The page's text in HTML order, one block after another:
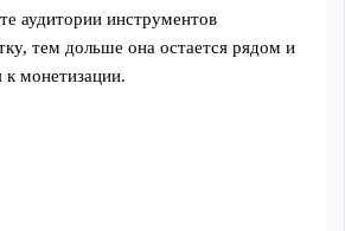
аудитории инструментов
тем дольше она остается рядом и
к монетизации.